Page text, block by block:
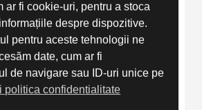
ar fi cookie-uri, pentru a stoca
despre dispozitive.
pentru aceste tehnologii ne
date, cum ar fi
de navigare sau ID-uri unice pe
politica confidentialitate
electric Hyster LO5.0-
Hyster LO5.0-LO7.0T este
remorcare in aplicatii medii si